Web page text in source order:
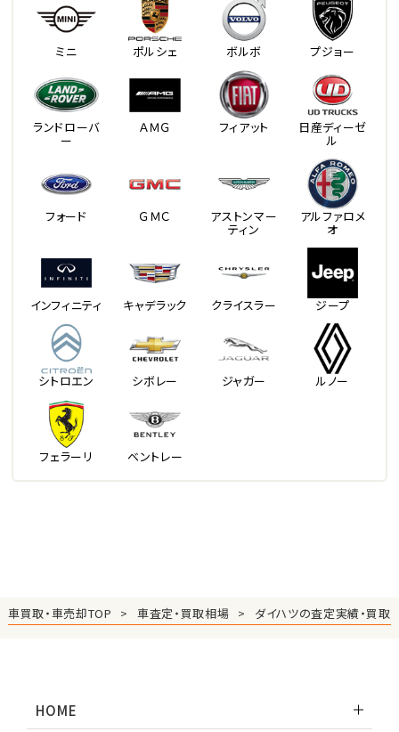
ミニ ポルシェ ボルボ プジョー
ランドローバ
ー
ＡＭＧ フィアット 日産ディーゼ
ル
フォード ＧＭＣ アストンマー
ティン
アルファロメ
オ
インフィニティ キャデラック クライスラー ジープ
シトロエン シボレー ジャガー ルノー
フェラーリ ベントレー
車買取・車売却TOP 車査定・買取相場 ダイハツの査定実績・買取
HOME